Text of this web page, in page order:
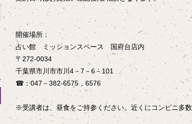
開催場所：
占い館 ミッションスペース 国府台店内
〒272‐0034
千葉県市川市市川4－7－6－101
☎：047－382‐6575，6576
※受講者は、昼食をご持参ください。近くにコンビニ多数